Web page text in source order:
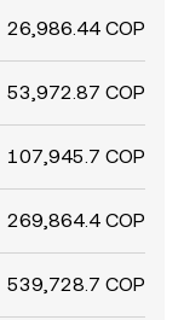
26,986.44 COP
53,972.87 COP
107,945.7 COP
269,864.4 COP
539,728.7 COP